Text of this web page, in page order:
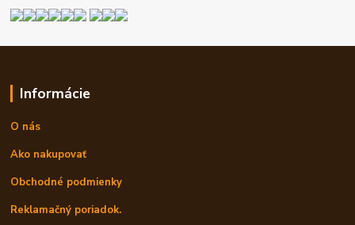
Informácie
O nás
Ako nakupovať
Obchodné podmienky
Reklamačný poriadok.